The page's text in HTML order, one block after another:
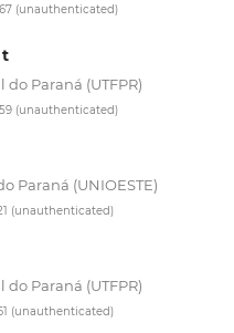
(unauthenticated)
Paraná (UTFPR)
(unauthenticated)
Paraná (UNIOESTE)
(unauthenticated)
Paraná (UTFPR)
(unauthenticated)